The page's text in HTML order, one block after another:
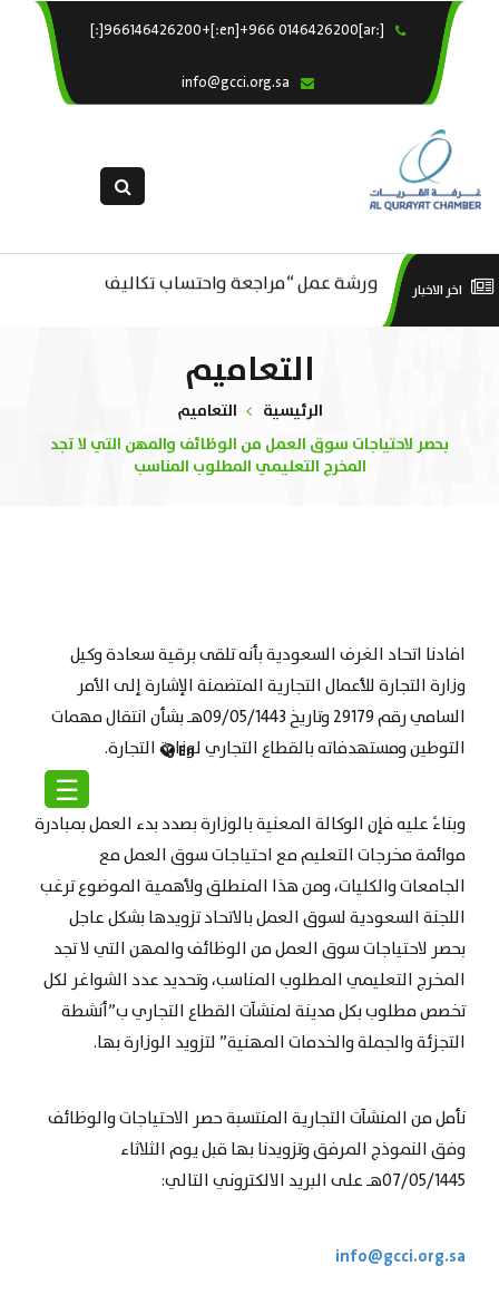
[:ar]966146426200+[:en]+966 0146426200[:]
En
☰
×
خدماتنا
التقديم الالكترونى
اخر الاخبار
ورشة عمل “مراجعة واحتساب تكاليف
لقطاع الترفيه – الثقافة – السياحة”
ورشة عمل : العمـــــل الحـــــر
التعاميم
الرئيسية
التعاميم
بحصر لاحتياجات سوق العمل من الوظائف والمهن التي لا تجد
المخرج التعليمي المطلوب المناسب
افادنا اتحاد الغرف السعودية بأنه تلقى برقية سعادة وكيل
وزارة التجارة للأعمال التجارية المتضمنة الإشارة إلى الأمر
السامي رقم 29179 وتاريخ 09/05/1443هـ بشأن انتقال مهمات
التوطين ومستهدفاته بالقطاع التجاري لوزارة التجارة.
وبناءً عليه فإن الوكالة المعنية بالوزارة بصدد بدء العمل بمبادرة
موائمة مخرجات التعليم مع احتياجات سوق العمل مع
الجامعات والكليات، ومن هذا المنطلق ولأهمية الموضوع ترغب
اللجنة السعودية لسوق العمل بالاتحاد تزويدها بشكل عاجل
بحصر لاحتياجات سوق العمل من الوظائف والمهن التي لا تجد
المخرج التعليمي المطلوب المناسب، وتحديد عدد الشواغر لكل
تخصص مطلوب بكل مدينة لمنشآت القطاع التجاري ب”أنشطة
التجزئة والجملة والخدمات المهنية” لتزويد الوزارة بها.
نأمل من المنشآت التجارية المنتسبة حصر الاحتياجات والوظائف
وفق النموذج المرفق وتزويدنا بها قبل يوم الثلاثاء
07/05/1445هـ على البريد الالكتروني التالي:
info@gcci.org.sa